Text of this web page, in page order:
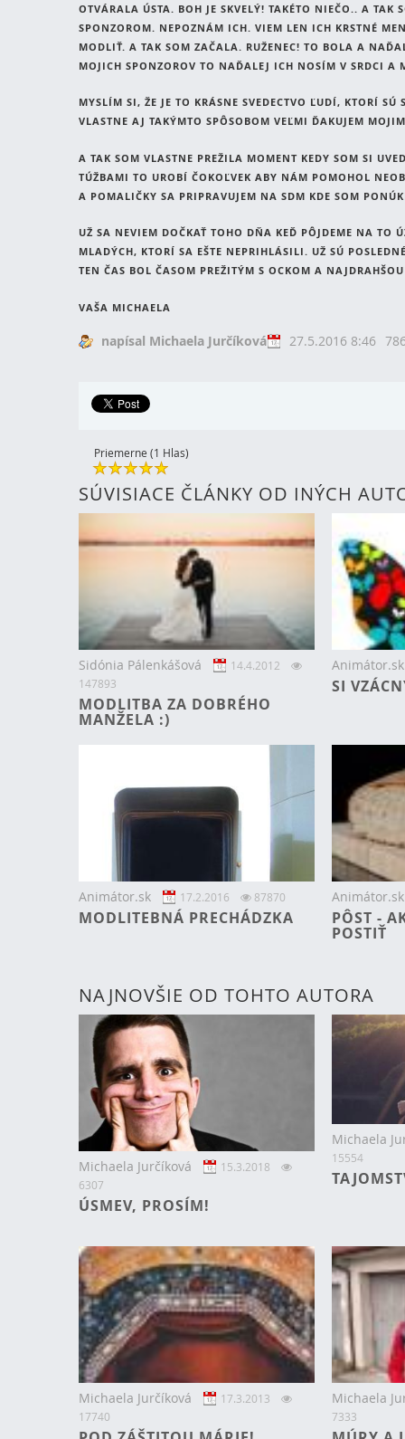
OTVÁRALA ÚSTA. BOH JE SKVELÝ! TAKÉTO NIEČO.. A
SPONZOROM. NEPOZNÁM ICH. VIEM LEN ICH KRSTNÉ
MODLIŤ. A TAK SOM ZAČALA. RUŽENEC! TO BOLA A
MOJICH SPONZOROV TO NAĎALEJ ICH NOSÍM V SRDCI
MYSLÍM SI, ŽE JE TO KRÁSNE SVEDECTVO ĽUDÍ, KTORÍ
VLASTNE AJ TAKÝMTO SPÔSOBOM VEĽMI ĎAKUJEM
A TAK SOM VLASTNE PREŽILA MOMENT KEDY SOM SI
TÚŽBAMI TO UROBÍ ČOKOĽVEK ABY NÁM POMOHOL
A POMALIČKY SA PRIPRAVUJEM NA SDM KDE SOM
UŽ SA NEVIEM DOČKAŤ TOHO DŇA KEĎ PÔJDEME NA TO
MLADÝCH, KTORÍ SA EŠTE NEPRIHLÁSILI. UŽ SÚ
TEN ČAS BOL ČASOM PREŽITÝM S OCKOM A
VAŠA MICHAELA
napísal Michaela Jurčíková 27.5.2016 8:46
Priemerne (1 Hlas)
SÚVISIACE ČLÁNKY OD INÝCH
Sidónia Pálenkášová
14.4.2012
147893
MODLITBA ZA DOBRÉHO
MANŽELA :)
Animátor.sk
SI
Animátor.sk 17.2.2016 87870
MODLITEBNÁ PRECHÁDZKA
Animátor.sk
PÔST -
POSTIŤ
NAJNOVŠIE OD TOHTO AUTORA
Michaela Jurčíková
15.3.2018
6307
ÚSMEV, PROSÍM!
Michaela
15554
Michaela Jurčíková
17.3.2013
17740
Michaela
7333